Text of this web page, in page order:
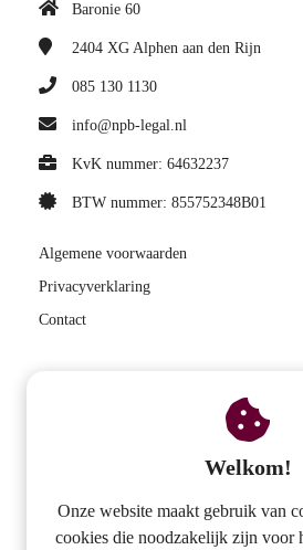
Baronie 60
2404 XG Alphen aan den Rijn
085 130 1130
info@npb-legal.nl
KvK nummer: 64632237
BTW nummer: 855752348B01
Algemene voorwaarden
Privacyverklaring
Contact
Analyse pensioenschade
Welkom!
Onze website maakt gebruik van
cookies die noodzakelijk zijn voor